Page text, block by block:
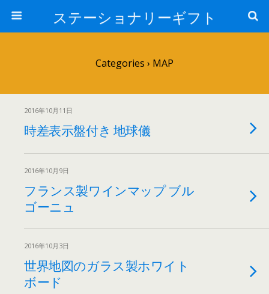
ステーショナリーギフト
Categories › MAP
2016年10月11日
時差表示盤付き 地球儀
2016年10月9日
フランス製ワインマップ ブル
ゴーニュ
2016年10月3日
世界地図のガラス製ホワイト
ボード